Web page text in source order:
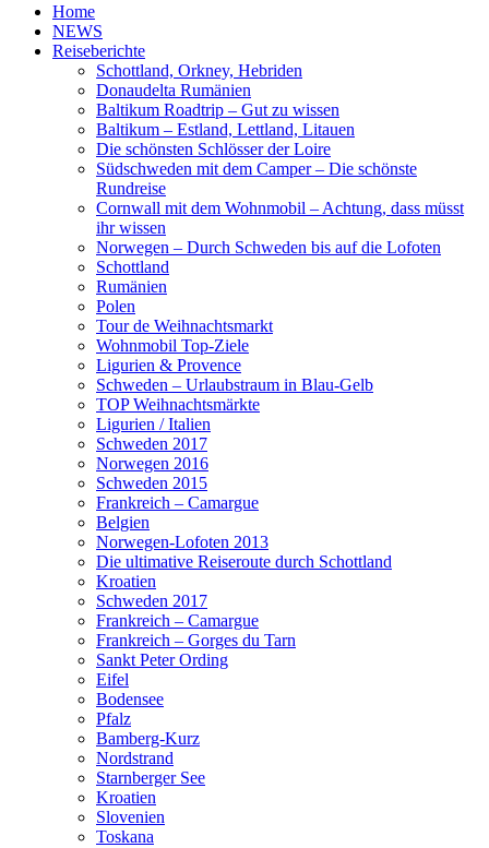
Home
NEWS
Reiseberichte
Schottland, Orkney, Hebriden
Donaudelta Rumänien
Baltikum Roadtrip – Gut zu wissen
Baltikum – Estland, Lettland, Litauen
Die schönsten Schlösser der Loire
Südschweden mit dem Camper – Die schönste
Rundreise
Cornwall mit dem Wohnmobil – Achtung, dass müsst
ihr wissen
Norwegen – Durch Schweden bis auf die Lofoten
Schottland
Rumänien
Polen
Tour de Weihnachtsmarkt
Wohnmobil Top-Ziele
Ligurien & Provence
Schweden – Urlaubstraum in Blau-Gelb
TOP Weihnachtsmärkte
Ligurien / Italien
Schweden 2017
Norwegen 2016
Schweden 2015
Frankreich – Camargue
Belgien
Norwegen-Lofoten 2013
Die ultimative Reiseroute durch Schottland
Kroatien
Schweden 2017
Frankreich – Camargue
Frankreich – Gorges du Tarn
Sankt Peter Ording
Eifel
Bodensee
Pfalz
Bamberg-Kurz
Nordstrand
Starnberger See
Kroatien
Slovenien
Toskana